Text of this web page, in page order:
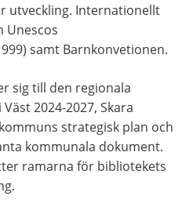
utveckling. Internationellt
Unescos
samt Barnkonvetionen.
sig till den regionala
2024-2027, Skara
strategisk plan och
kommunala dokument.
ramarna för bibliotekets